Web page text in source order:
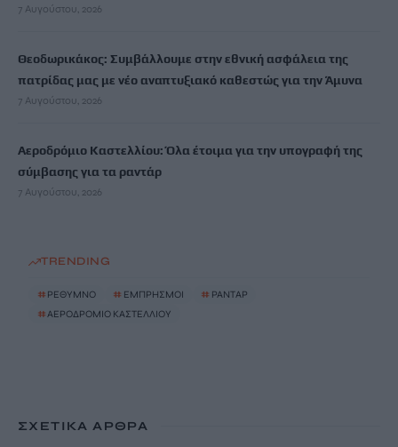
7 Αυγούστου, 2026
Θεοδωρικάκος: Συμβάλλουμε στην εθνική ασφάλεια της
πατρίδας μας με νέο αναπτυξιακό καθεστώς για την Άμυνα
7 Αυγούστου, 2026
Αεροδρόμιο Καστελλίου: Όλα έτοιμα για την υπογραφή της
σύμβασης για τα ραντάρ
7 Αυγούστου, 2026
TRENDING
# ΡΕΘΥΜΝΟ # ΕΜΠΡΗΣΜΟΙ # ΡΑΝΤΑΡ
# ΑΕΡΟΔΡΟΜΙΟ ΚΑΣΤΕΛΛΙΟΥ
ΣΧΕΤΙΚΆ ΆΡΘΡΑ